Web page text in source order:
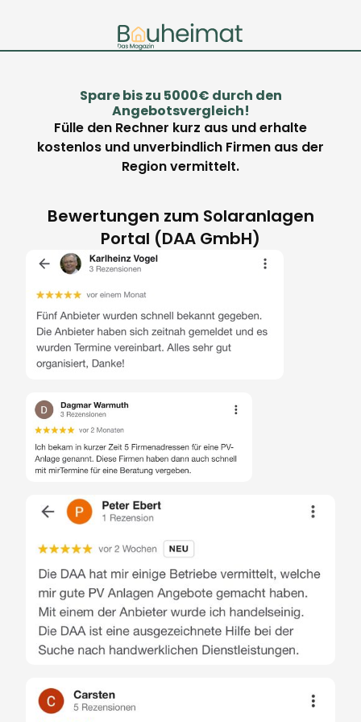
Spare bis zu 5000€ durch den
Angebotsvergleich!
Fülle den Rechner kurz aus und erhalte
kostenlos und unverbindlich Firmen aus der
Region vermittelt.
Bewertungen zum Solaranlagen
Portal (DAA GmbH)